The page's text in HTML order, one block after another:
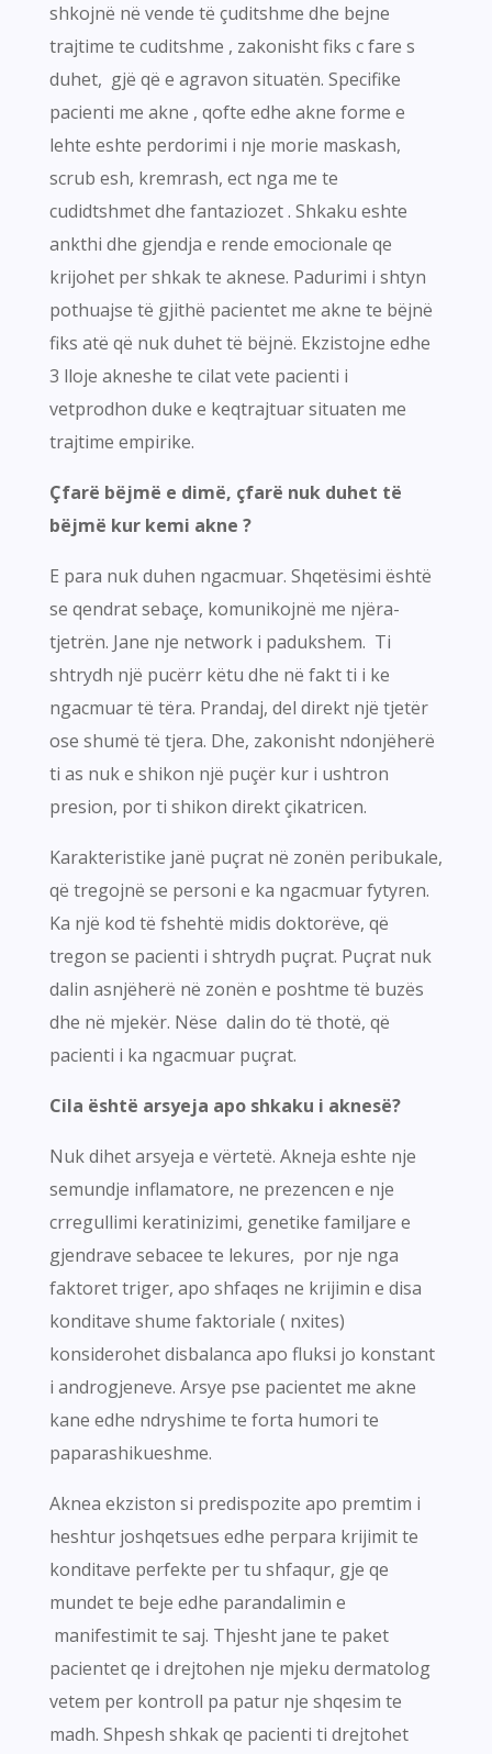
shkojnë në vende të çuditshme dhe bejne
trajtime te cuditshme , zakonisht fiks c fare s
duhet, gjë që e agravon situatën. Specifike
pacienti me akne , qofte edhe akne forme e
lehte eshte perdorimi i nje morie maskash,
scrub esh, kremrash, ect nga me te
cudidtshmet dhe fantaziozet . Shkaku eshte
ankthi dhe gjendja e rende emocionale qe
krijohet per shkak te aknese. Padurimi i shtyn
pothuajse të gjithë pacientet me akne te bëjnë
fiks atë që nuk duhet të bëjnë. Ekzistojne edhe
3 lloje akneshe te cilat vete pacienti i
vetprodhon duke e keqtrajtuar situaten me
trajtime empirike.
Çfarë bëjmë e dimë, çfarë nuk duhet të
bëjmë kur kemi akne ?
E para nuk duhen ngacmuar. Shqetësimi është
se qendrat sebaçe, komunikojnë me njëra-
tjetrën. Jane nje network i padukshem. Ti
shtrydh një pucërr këtu dhe në fakt ti i ke
ngacmuar të tëra. Prandaj, del direkt një tjetër
ose shumë të tjera. Dhe, zakonisht ndonjëherë
ti as nuk e shikon një puçër kur i ushtron
presion, por ti shikon direkt çikatricen.
Karakteristike janë puçrat në zonën peribukale,
që tregojnë se personi e ka ngacmuar fytyren.
Ka një kod të fshehtë midis doktorëve, që
tregon se pacienti i shtrydh puçrat. Puçrat nuk
dalin asnjëherë në zonën e poshtme të buzës
dhe në mjekër. Nëse dalin do të thotë, që
pacienti i ka ngacmuar puçrat.
Cila është arsyeja apo shkaku i aknesë?
Nuk dihet arsyeja e vërtetë. Akneja eshte nje
semundje inflamatore, ne prezencen e nje
crregullimi keratinizimi, genetike familjare e
gjendrave sebacee te lekures, por nje nga
faktoret triger, apo shfaqes ne krijimin e disa
konditave shume faktoriale ( nxites)
konsiderohet disbalanca apo fluksi jo konstant
i androgjeneve. Arsye pse pacientet me akne
kane edhe ndryshime te forta humori te
paparashikueshme.
Aknea ekziston si predispozite apo premtim i
heshtur joshqetsues edhe perpara krijimit te
konditave perfekte per tu shfaqur, gje qe
mundet te beje edhe parandalimin e
manifestimit te saj. Thjesht jane te paket
pacientet qe i drejtohen nje mjeku dermatolog
vetem per kontroll pa patur nje shqesim te
madh. Shpesh shkak qe pacienti ti drejtohet